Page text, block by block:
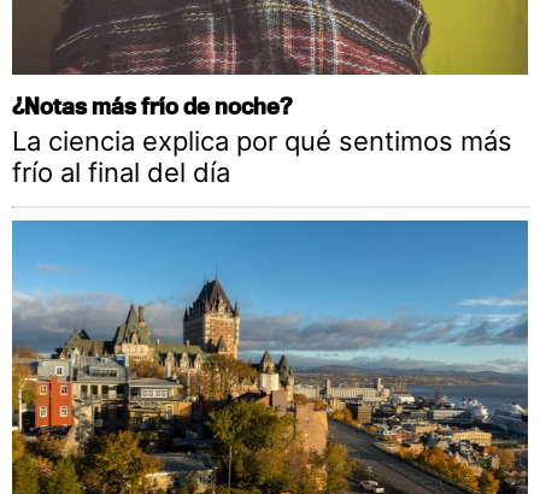
¿Notas más frío de noche?
La ciencia explica por qué sentimos más
frío al final del día